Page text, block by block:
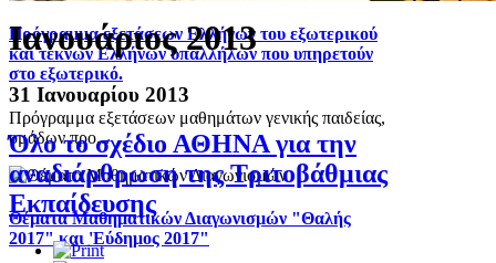
Πρόγραμμα εξετάσεων Ελλήνων του εξωτερικού
και τέκνων Ελλήνων υπαλλήλων που υπηρετούν
στο εξωτερικό.
Πρόγραμμα εξετάσεων μαθημάτων γενικής παιδείας,
ομάδων προ...
Θέματα Μαθηματικών Διαγωνισμών "Θαλής
2017" και 'Εύδημος 2017"
Ιανουάριος 2013
31 Ιανουαρίου 2013
Όλο το σχέδιο ΑΘΗΝΑ για την
αναδιάρθρωση της Τριτοβάθμιας
Εκπαίδευσης